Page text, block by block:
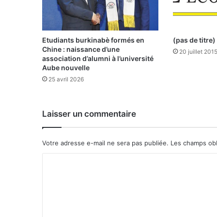
s
i
c
a
l
f
r
c
Etudiants burkinabè formés en
Chine : naissance d’une
association d’alumni à l’université
Aube nouvelle
25 avril 2026
(pas de titre)
20 juillet 2015
Laisser un commentaire
Votre adresse e-mail ne sera pas publiée. Les champs